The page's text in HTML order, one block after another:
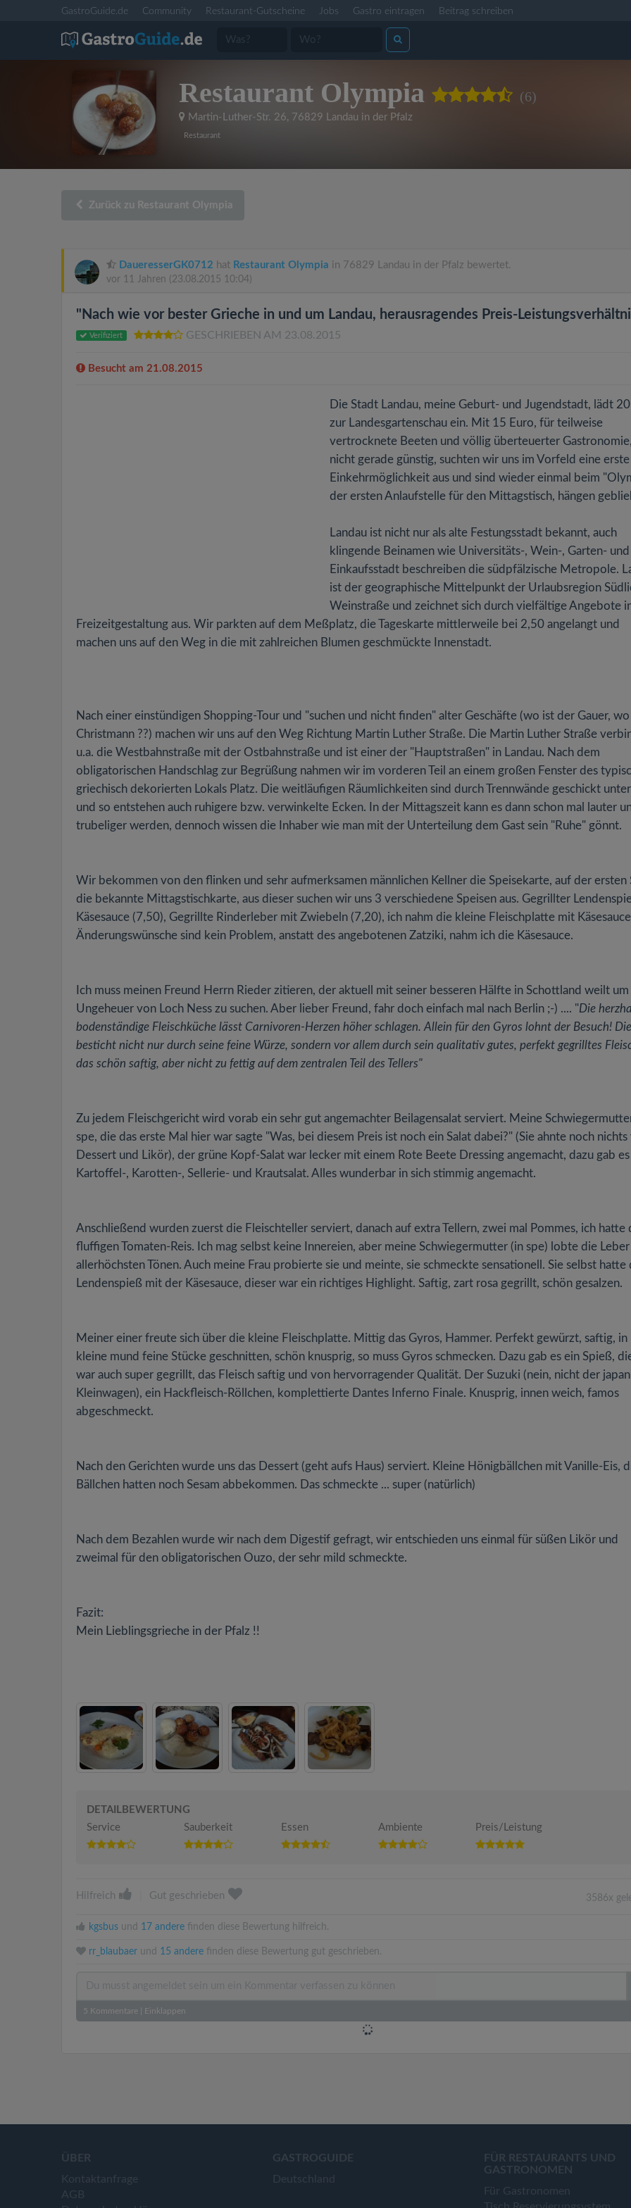
GastroGuide.de Community Restaurant-Gutscheine Jobs Gastro eintragen Beitrag schreiben
Restaurant Olympia (6)
Martin-Luther-Str. 26, 76829 Landau in der Pfalz
Restaurant
Zurück zu Restaurant Olympia
DaueresserGK0712 hat Restaurant Olympia in 76829 Landau in der Pfalz bewertet.
vor 11 Jahren (23.08.2015 10:04)
"Nach wie vor bester Grieche in und um Landau, herausragendes Preis-
Verifiziert GESCHRIEBEN AM 23.08.2015
Besucht am 21.08.2015
Die Stadt Landau, meine Geburt- und Jugendstadt, lädt
zur Landesgartenschau ein. Mit 15 Euro, für teilweise
vertrocknete Beeten und völlig überteuerter Gastronomie,
nicht gerade günstig, suchten wir uns im Vorfeld eine erste
Einkehrmöglichkeit aus und sind wieder einmal beim
der ersten Anlaufstelle für den Mittagstisch, hängen
Landau ist nicht nur als alte Festungsstadt bekannt, auch
klingende Beinamen wie Universitäts-, Wein-, Garten- und
Einkaufsstadt beschreiben die südpfälzische Metropole.
ist der geographische Mittelpunkt der Urlaubsregion
Weinstraße und zeichnet sich durch vielfältige Angebote
Freizeitgestaltung aus. Wir parkten auf dem Meßplatz, die Tageskarte mittlerweile bei 2,50 angelangt und
machen uns auf den Weg in die mit zahlreichen Blumen geschmückte Innenstadt.
Nach einer einstündigen Shopping-Tour und "suchen und nicht finden" alter Geschäfte (wo ist der Gauer,
Christmann ??) machen wir uns auf den Weg Richtung Martin Luther Straße. Die Martin Luther Straße
u.a. die Westbahnstraße mit der Ostbahnstraße und ist einer der "Hauptstraßen" in Landau. Nach dem
obligatorischen Handschlag zur Begrüßung nahmen wir im vorderen Teil an einem großen Fenster des
griechisch dekorierten Lokals Platz. Die weitläufigen Räumlichkeiten sind durch Trennwände geschickt
und so entstehen auch ruhigere bzw. verwinkelte Ecken. In der Mittagszeit kann es dann schon mal lauter
trubeliger werden, dennoch wissen die Inhaber wie man mit der Unterteilung dem Gast sein "Ruhe" gönnt.
Wir bekommen von den flinken und sehr aufmerksamen männlichen Kellner die Speisekarte, auf der ersten
die bekannte Mittagstischkarte, aus dieser suchen wir uns 3 verschiedene Speisen aus. Gegrillter
Käsesauce (7,50), Gegrillte Rinderleber mit Zwiebeln (7,20), ich nahm die kleine Fleischplatte mit
Änderungswünsche sind kein Problem, anstatt des angebotenen Zatziki, nahm ich die Käsesauce.
Ich muss meinen Freund Herrn Rieder zitieren, der aktuell mit seiner besseren Hälfte in Schottland weilt um
Ungeheuer von Loch Ness zu suchen. Aber lieber Freund, fahr doch einfach mal nach Berlin ;-) .... "Die
bodenständige Fleischküche lässt Carnivoren-Herzen höher schlagen. Allein für den Gyros lohnt der Besuch!
besticht nicht nur durch seine feine Würze, sondern vor allem durch sein qualitativ gutes, perfekt gegrilltes
das schön saftig, aber nicht zu fettig auf dem zentralen Teil des Tellers"
Zu jedem Fleischgericht wird vorab ein sehr gut angemachter Beilagensalat serviert. Meine
spe, die das erste Mal hier war sagte "Was, bei diesem Preis ist noch ein Salat dabei?" (Sie ahnte noch nichts
Dessert und Likör), der grüne Kopf-Salat war lecker mit einem Rote Beete Dressing angemacht, dazu gab es
Kartoffel-, Karotten-, Sellerie- und Krautsalat. Alles wunderbar in sich stimmig angemacht.
Anschließend wurden zuerst die Fleischteller serviert, danach auf extra Tellern, zwei mal Pommes, ich hatte
fluffigen Tomaten-Reis. Ich mag selbst keine Innereien, aber meine Schwiegermutter (in spe) lobte die
allerhöchsten Tönen. Auch meine Frau probierte sie und meinte, sie schmeckte sensationell. Sie selbst hatte
Lendenspieß mit der Käsesauce, dieser war ein richtiges Highlight. Saftig, zart rosa gegrillt, schön gesalzen.
Meiner einer freute sich über die kleine Fleischplatte. Mittig das Gyros, Hammer. Perfekt gewürzt, saftig, in
kleine mund feine Stücke geschnitten, schön knusprig, so muss Gyros schmecken. Dazu gab es ein Spieß,
war auch super gegrillt, das Fleisch saftig und von hervorragender Qualität. Der Suzuki (nein, nicht der
Kleinwagen), ein Hackfleisch-Röllchen, komplettierte Dantes Inferno Finale. Knusprig, innen weich, famos
abgeschmeckt.
Nach den Gerichten wurde uns das Dessert (geht aufs Haus) serviert. Kleine Hönigbällchen mit Vanille-Eis,
Bällchen hatten noch Sesam abbekommen. Das schmeckte ... super (natürlich)
Nach dem Bezahlen wurde wir nach dem Digestif gefragt, wir entschieden uns einmal für süßen Likör und
zweimal für den obligatorischen Ouzo, der sehr mild schmeckte.
Fazit:
Mein Lieblingsgrieche in der Pfalz !!
DETAILBEWERTUNG
Service
Sauberkeit Essen Ambiente Preis/Leistung
Hilfreich Gut geschrieben 3586x
kgsbus und 17 andere finden diese Bewertung hilfreich.
rr_blaubaer und 15 andere finden diese Bewertung gut geschrieben.
5 Kommentare Einklappen
ÜBER
Kontaktanfrage
AGB
GASTROGUIDE
Deutschland
FÜR RESTAURANTS UND
GASTRONOMEN
Für Gastronomen